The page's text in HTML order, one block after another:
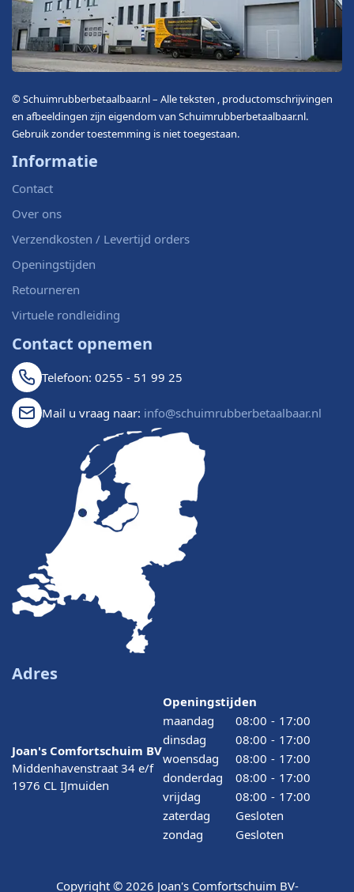
© Schuimrubberbetaalbaar.nl – Alle teksten , productomschrijvingen
en afbeeldingen zijn eigendom van Schuimrubberbetaalbaar.nl.
Gebruik zonder toestemming is niet toegestaan.
Informatie
Contact
Over ons
Verzendkosten / Levertijd orders
Openingstijden
Retourneren
Virtuele rondleiding
Contact opnemen
Telefoon: 0255 - 51 99 25
Mail u vraag naar: info@schuimrubberbetaalbaar.nl
Adres
Joan's Comfortschuim BV
Middenhavenstraat 34 e/f
1976 CL IJmuiden
Openingstijden
maandag
08:00 - 17:00
dinsdag
08:00 - 17:00
woensdag
08:00 - 17:00
donderdag
08:00 - 17:00
vrijdag
08:00 - 17:00
zaterdag
Gesloten
zondag
Gesloten
Copyright © 2026 Joan's Comfortschuim BV-